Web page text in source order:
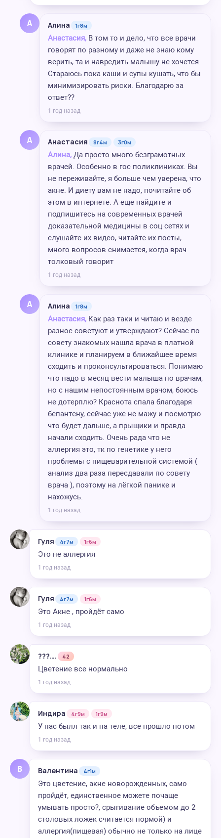
А Алина 1г8м
Анастасия, В том то и дело, что все врачи
говорят по разному и даже не знаю кому
верить, та и навредить малышу не хочется.
Стараюсь пока каши и супы кушать, что бы
минимизировать риски. Благодарю за
ответ??
1 год назад
А Анастасия 8г4м 3г0м
Алина, Да просто много безграмотных
врачей. Особенно в гос поликлиниках. Вы
не переживайте, я больше чем уверена, что
акне. И диету вам не надо, почитайте об
этом в интернете. А еще найдите и
подпишитесь на современных врачей
доказательной медицины в соц сетях и
слушайте их видео, читайте их посты,
много вопросов снимается, когда врач
толковый говорит
1 год назад
А Алина 1г8м
Анастасия, Как раз таки и читаю и везде
разное советуют и утверждают? Сейчас по
совету знакомых нашла врача в платной
клинике и планируем в ближайшее время
сходить и проконсультироваться. Понимаю
что надо в месяц вести малыша по врачам,
но с нашим непостоянным врачом, боюсь
не дотерплю? Краснота спала благодаря
бепантену, сейчас уже не мажу и посмотрю
что будет дальше, а прыщики и правда
начали сходить. Очень рада что не
аллергия это, тк по генетике у него
проблемы с пищеварительной системой (
анализ два раза пересдавали по совету
врача ), поэтому на лёгкой панике и
нахожусь.
1 год назад
Гуля 4г7м 1г6м
Это не аллергия
1 год назад
Гуля 4г7м 1г6м
Это Акне , пройдёт само
1 год назад
???…. 42
Цветение все нормально
1 год назад
Индира 4г9м 1г9м
У нас былл так и на теле, все прошло потом
1 год назад
В Валентина 4г1м
Это цветение, акне новорожденных, само
пройдёт, единственное можете почаще
умывать просто?, срыгивание объемом до 2
столовых ложек считается нормой) и
аллергия(пищевая) обычно не только на лице